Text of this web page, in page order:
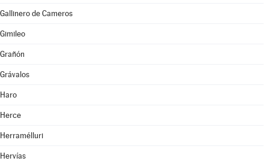
Gallinero de Cameros
Gimileo
Grañón
Grávalos
Haro
Herce
Herramélluri
Hervías